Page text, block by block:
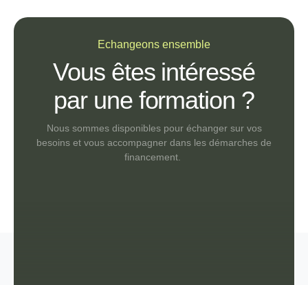
Echangeons ensemble
Vous êtes intéressé
par une formation ?
Nous sommes disponibles pour échanger sur vos
besoins et vous accompagner dans les démarches de
financement.